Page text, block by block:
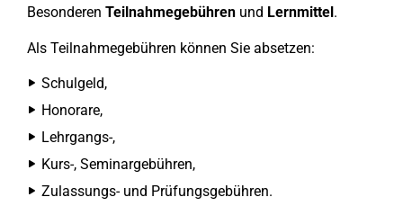
Besonderen Teilnahmegebühren und Lernmittel.
Als Teilnahmegebühren können Sie absetzen:
Schulgeld,
Honorare,
Lehrgangs-,
Kurs-, Seminargebühren,
Zulassungs- und Prüfungsgebühren.